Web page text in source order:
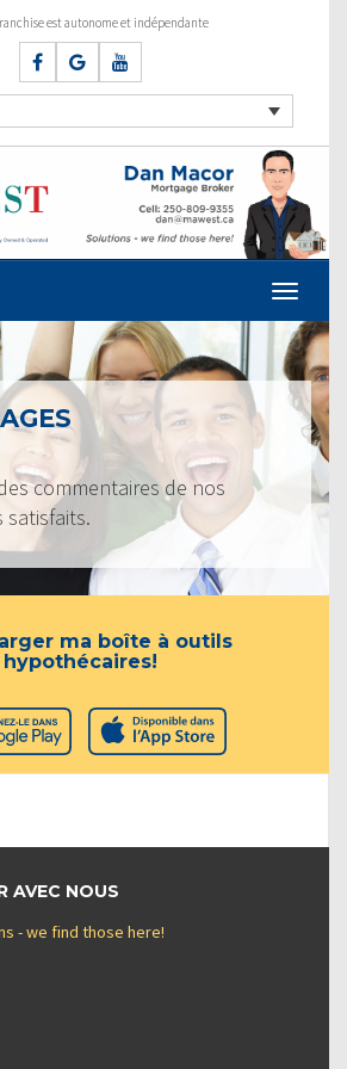
est autonome et indépendante
commentaires de nos
satisfaits.
ma boîte à outils
hypothécaires!
AVEC NOUS
- we find those here!